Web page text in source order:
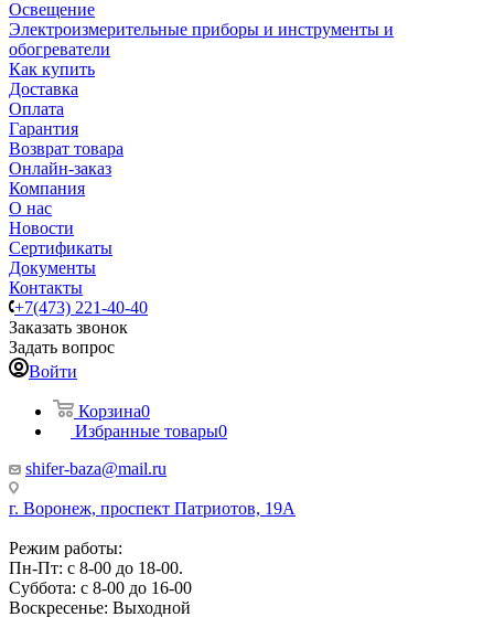
Освещение
Электроизмерительные приборы и инструменты и
обогреватели
Как купить
Доставка
Оплата
Гарантия
Возврат товара
Онлайн-заказ
Компания
О нас
Новости
Сертификаты
Документы
Контакты
+7(473) 221-40-40
Заказать звонок
Задать вопрос
Войти
Корзина0
Избранные товары0
shifer-baza@mail.ru
г. Воронеж, проспект Патриотов, 19А
Режим работы:
Пн-Пт: с 8-00 до 18-00.
Суббота: с 8-00 до 16-00
Воскресенье: Выходной